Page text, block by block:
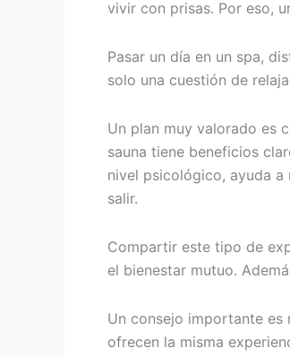
vivir con prisas. Por eso,
Pasar un día en un spa,
solo una cuestión de
Un plan muy valorado es
sauna tiene beneficios
nivel psicológico, ayuda a
salir.
Compartir este tipo de
el bienestar mutuo.
Un consejo importante
ofrecen la misma